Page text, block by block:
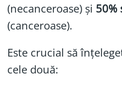
(necanceroase) și 50%
(canceroase).
Este crucial să
cele două: